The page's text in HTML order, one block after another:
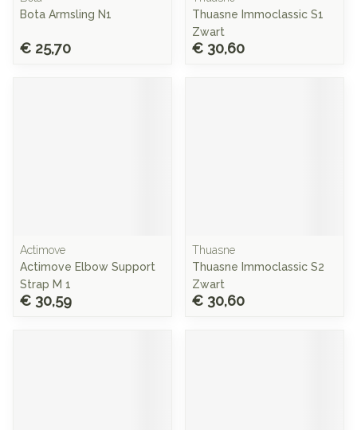
Bota Armsling N1
€ 25,70
Thuasne Immoclassic S1
Zwart
€ 30,60
Actimove
Actimove Elbow Support
Strap M 1
€ 30,59
Thuasne
Thuasne Immoclassic S2
Zwart
€ 30,60